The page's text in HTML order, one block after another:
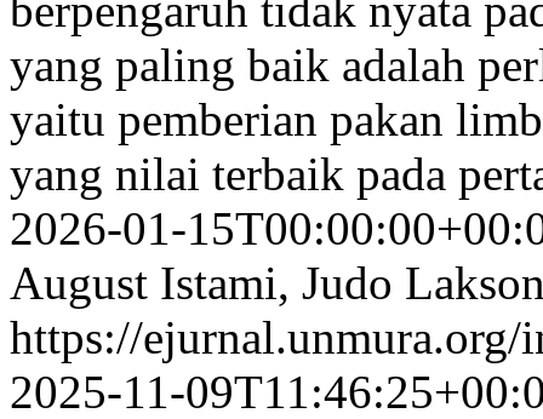
yang paling baik adalah
yaitu pemberian pakan
yang nilai terbaik pada
2026-01-
August Istami, Judo
https://
2025-11-